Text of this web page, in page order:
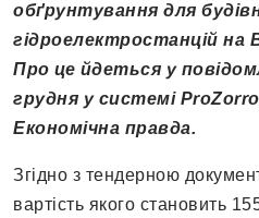
обґрунтування для
гідроелектростанцій на
Про це йдеться у
грудня у системі
Економічна правда.
Згідно з тендерною
вартість якого становить